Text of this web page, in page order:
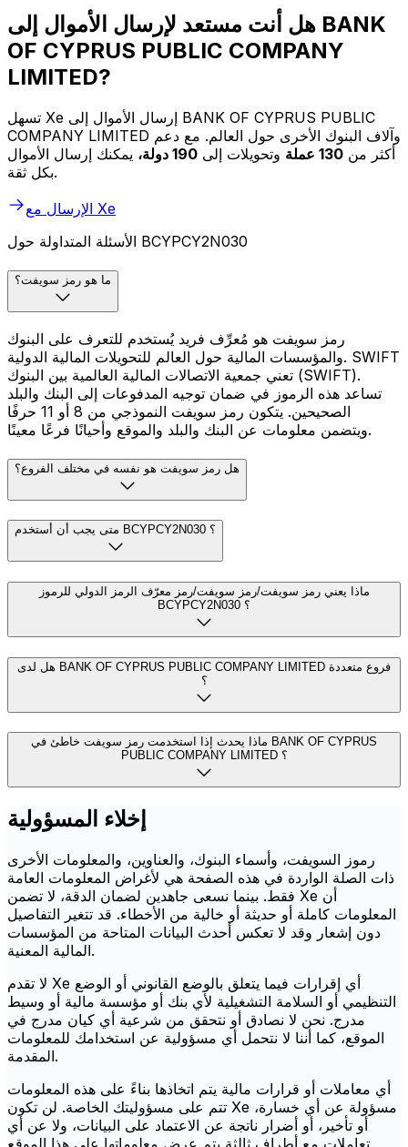
هل أنت مستعد لإرسال الأموال إلى BANK
OF CYPRUS PUBLIC COMPANY
LIMITED?
تسهل Xe إرسال الأموال إلى BANK OF CYPRUS PUBLIC
COMPANY LIMITED وآلاف البنوك الأخرى حول العالم. مع دعم
أكثر من 130 عملة وتحويلات إلى 190 دولة،
يمكنك إرسال الأموال
بكل ثقة.
الإرسال مع Xe
الأسئلة المتداولة حول BCYPCY2N030
ما هو رمز سويفت؟
رمز سويفت هو مُعرِّف فريد يُستخدم للتعرف على البنوك
والمؤسسات المالية حول العالم للتحويلات المالية الدولية. SWIFT
تعني جمعية الاتصالات المالية العالمية بين البنوك (SWIFT).
تساعد هذه الرموز في ضمان توجيه المدفوعات إلى البنك والبلد
الصحيحين. يتكون رمز سويفت النموذجي من 8 أو 11 حرفًا
ويتضمن معلومات عن البنك والبلد والموقع وأحيانًا فرعًا معينًا.
هل رمز سويفت هو نفسه في مختلف الفروع؟
متى يجب أن أستخدم BCYPCY2N030 ؟
ماذا يعني رمز سويفت/رمز سويفت/رمز معرّف الرمز الدولي للرموز
BCYPCY2N030 ؟
هل لدى BANK OF CYPRUS PUBLIC COMPANY LIMITED فروع متعددة
؟
ماذا يحدث إذا استخدمت رمز سويفت خاطئ في BANK OF CYPRUS
PUBLIC COMPANY LIMITED ؟
إخلاء المسؤولية
رموز السويفت، وأسماء البنوك، والعناوين، والمعلومات الأخرى
ذات الصلة الواردة في هذه الصفحة هي لأغراض المعلومات العامة
فقط. بينما نسعى جاهدين لضمان الدقة، لا تضمن Xe أن
المعلومات كاملة أو حديثة أو خالية من الأخطاء. قد تتغير التفاصيل
دون إشعار وقد لا تعكس أحدث البيانات المتاحة من المؤسسات
المالية المعنية.
لا تقدم Xe أي إقرارات فيما يتعلق بالوضع القانوني أو الوضع
التنظيمي أو السلامة التشغيلية لأي بنك أو مؤسسة مالية أو وسيط
مدرج. نحن لا نصادق أو نتحقق من شرعية أي كيان مدرج في
الموقع، كما أننا لا نتحمل أي مسؤولية عن استخدامك للمعلومات
المقدمة.
أي معاملات أو قرارات مالية يتم اتخاذها بناءً على هذه المعلومات
تتم على مسؤوليتك الخاصة. لن تكون Xe مسؤولة عن أي خسارة،
أو تأخير، أو أضرار ناتجة عن الاعتماد على البيانات، ولا عن أي